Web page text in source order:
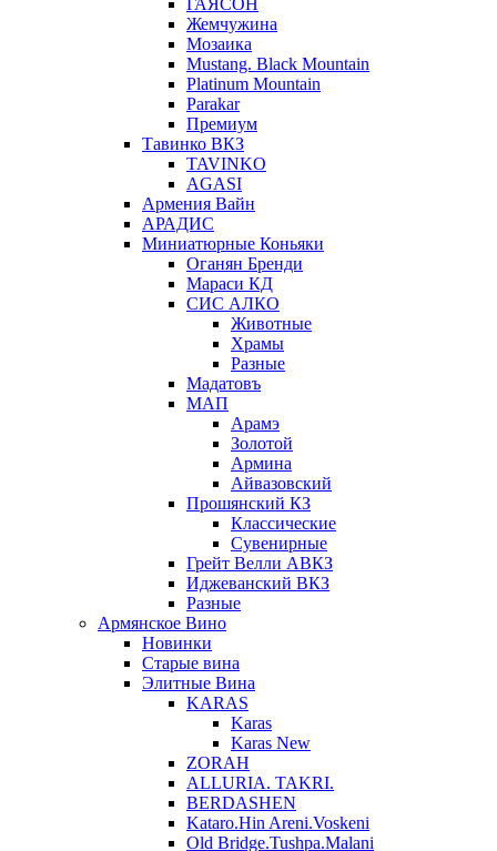
ГАЯСОН
Жемчужина
Мозаика
Mustang. Black Mountain
Platinum Mountain
Parakar
Премиум
Тавинко ВКЗ
TAVINKO
AGASI
Армения Вайн
АРАДИС
Миниатюрные Коньяки
Оганян Бренди
Мараси КД
СИС АЛКО
Животные
Храмы
Разные
Мадатовъ
МАП
Арамэ
Золотой
Армина
Айвазовский
Прошянский КЗ
Классические
Сувенирные
Грейт Велли АВКЗ
Иджеванский ВКЗ
Разные
Армянское Вино
Новинки
Старые вина
Элитные Вина
KARAS
Karas
Karas New
ZORAH
ALLURIA. TAKRI.
BERDASHEN
Kataro.Hin Areni.Voskeni
Old Bridge.Tushpa.Malani